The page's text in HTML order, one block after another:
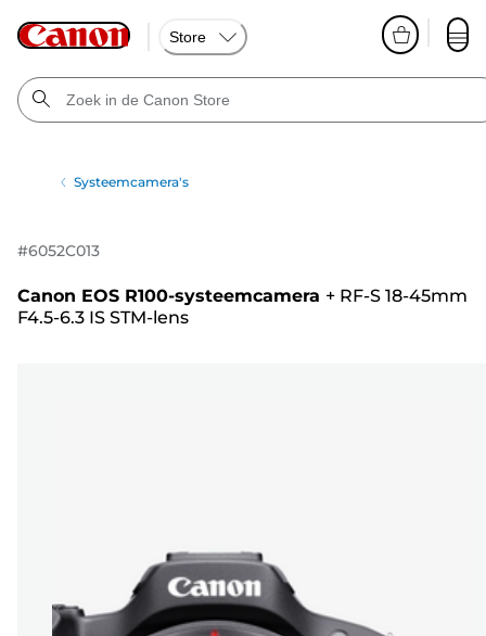
Store
Systeemcamera's
#6052C013
Canon EOS R100-systeemcamera + RF-S 18-45mm
F4.5-6.3 IS STM-lens